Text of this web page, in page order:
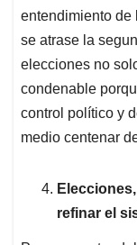
entendimiento de
se atrase la
elecciones no
condenable
control político y
medio centenar
refinar el